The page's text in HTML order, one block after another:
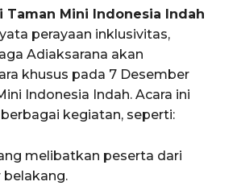
Taman Mini Indonesia Indah
perayaan inklusivitas,
Adiaksarana akan
khusus pada 7 Desember
Indonesia Indah. Acara ini
kegiatan, seperti:
melibatkan peserta dari
belakang.